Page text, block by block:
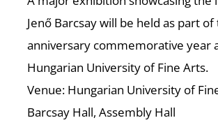
Jenő Barcsay will be held as part
anniversary commemorative year
Hungarian University of Fine Arts.
Venue: Hungarian University of
Barcsay Hall, Assembly Hall